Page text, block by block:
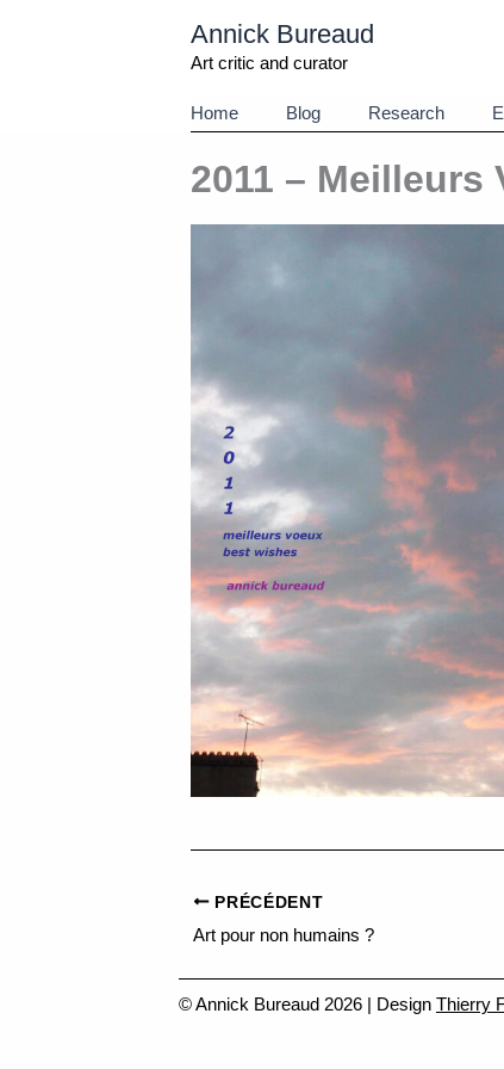
Annick Bureaud
Art critic and curator
Home Blog Research
2011 – Meilleurs
PRÉCÉDENT
Art pour non humains ?
© Annick Bureaud 2026 | Design Thierry